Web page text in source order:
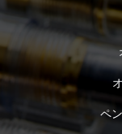
ペ